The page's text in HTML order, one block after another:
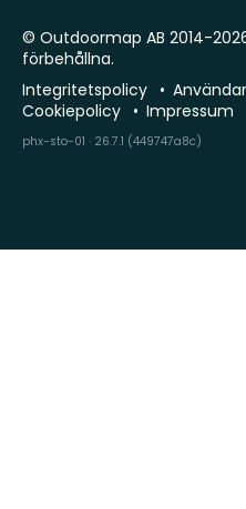
© Outdoormap AB 2014-
förbehållna.
Integritetspolicy
Cookiepolicy
Impressum
phx-sto-01 · 26.7.1 (449747a8c)